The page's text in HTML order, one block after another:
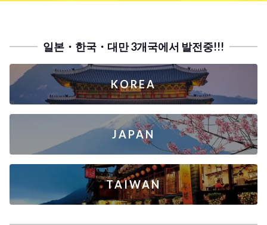
일본・한국・대만 3개국에서 발전중!!!
KOREA
JAPAN
TAIWAN